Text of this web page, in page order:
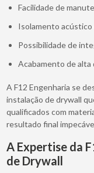
Facilidade de
Isolamento
Possibilidade de
Acabamento de
A F12 Engenharia se
instalação de drywall
qualificados com
resultado final
A Expertise da
de Drywall